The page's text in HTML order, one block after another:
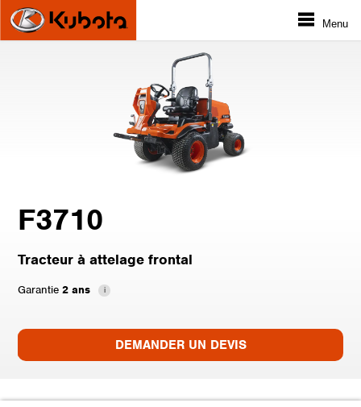
Menu
F3710
Tracteur à attelage frontal
Garantie 2 ans
DEMANDER UN DEVIS
DEMANDER UN DEVIS